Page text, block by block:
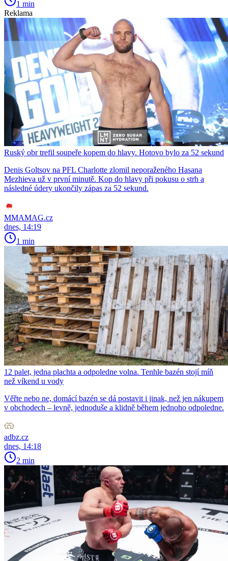
1 min
Reklama
Ruský obr trefil soupeře kopem do hlavy. Hotovo bylo za 52 sekund
Denis Goltsov na PFL Charlotte zlomil neporaženého Hasana
Mezhieva už v první minutě. Kop do hlavy při pokusu o strh a
následné údery ukončily zápas za 52 sekund.
MMAMAG.cz
dnes, 14:19
1 min
12 palet, jedna plachta a odpoledne volna. Tenhle bazén stojí míň
než víkend u vody
Věřte nebo ne, domácí bazén se dá postavit i jinak, než jen nákupem
v obchodech – levně, jednoduše a klidně během jednoho odpoledne.
adbz.cz
dnes, 14:18
2 min